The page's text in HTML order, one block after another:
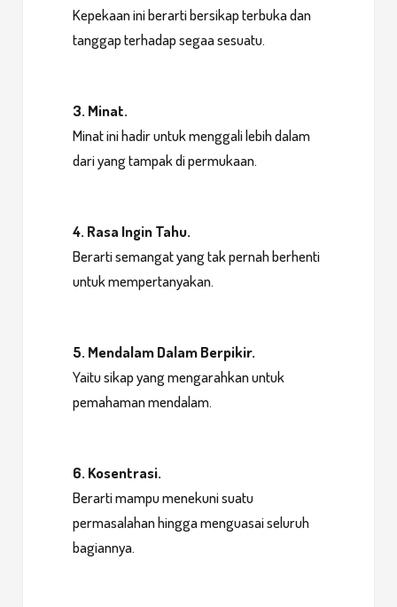
Kepekaan ini berarti bersikap terbuka dan
tanggap terhadap segaa sesuatu.
3. Minat.
Minat ini hadir untuk menggali lebih dalam
dari yang tampak di permukaan.
4. Rasa Ingin Tahu.
Berarti semangat yang tak pernah berhenti
untuk mempertanyakan.
5. Mendalam Dalam Berpikir.
Yaitu sikap yang mengarahkan untuk
pemahaman mendalam.
6. Kosentrasi.
Berarti mampu menekuni suatu
permasalahan hingga menguasai seluruh
bagiannya.